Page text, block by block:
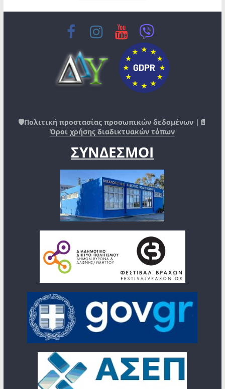
🛡️Πολιτική προστασίας προσωπικών δεδομένων |📄
Όροι χρήσης διαδικτυακών τόπων
ΣΥΝΔΕΣΜΟΙ